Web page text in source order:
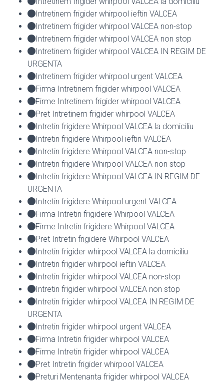
Intretinem frigider whirpool ieftin VALCEA
Intretinem frigider whirpool VALCEA non-stop
Intretinem frigider whirpool VALCEA non stop
Intretinem frigider whirpool VALCEA IN REGIM DE
URGENTA
Intretinem frigider whirpool urgent VALCEA
Firma Intretinem frigider whirpool VALCEA
Firme Intretinem frigider whirpool VALCEA
Pret Intretinem frigider whirpool VALCEA
Intretin frigidere Whirpool VALCEA la domiciliu
Intretin frigidere Whirpool ieftin VALCEA
Intretin frigidere Whirpool VALCEA non-stop
Intretin frigidere Whirpool VALCEA non stop
Intretin frigidere Whirpool VALCEA IN REGIM DE
URGENTA
Intretin frigidere Whirpool urgent VALCEA
Firma Intretin frigidere Whirpool VALCEA
Firme Intretin frigidere Whirpool VALCEA
Pret Intretin frigidere Whirpool VALCEA
Intretin frigider whirpool VALCEA la domiciliu
Intretin frigider whirpool ieftin VALCEA
Intretin frigider whirpool VALCEA non-stop
Intretin frigider whirpool VALCEA non stop
Intretin frigider whirpool VALCEA IN REGIM DE
URGENTA
Intretin frigider whirpool urgent VALCEA
Firma Intretin frigider whirpool VALCEA
Firme Intretin frigider whirpool VALCEA
Pret Intretin frigider whirpool VALCEA
Preturi Mentenanta frigider whirpool VALCEA